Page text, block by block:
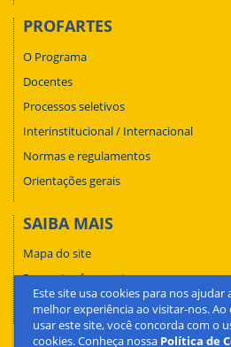
Este site usa cookies para nos ajudar
melhor experiência ao visitar-nos.
usar este site, você concorda com o
cookies. Conheça nossa Política de
PROFARTES
O Programa
Docentes
Processos seletivos
Interinstitucional / Internacional
Normas e regulamentos
Orientações gerais
SAIBA MAIS
Mapa do site
Perguntas frequentes
Fale conosco